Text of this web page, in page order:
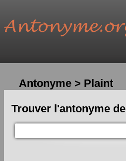
Antonyme > Plaint
Trouver l'antonyme de